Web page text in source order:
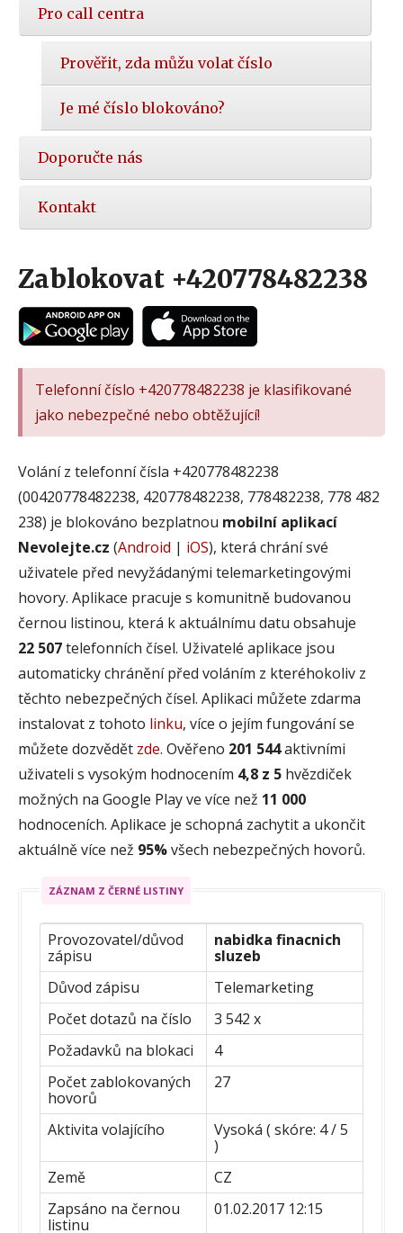
Pro call centra
Prověřit, zda můžu volat číslo
Je mé číslo blokováno?
Doporučte nás
Kontakt
Zablokovat +420778482238
Telefonní číslo +420778482238 je klasifikované
jako nebezpečné nebo obtěžující!
Volání z telefonní čísla +420778482238
(00420778482238, 420778482238, 778482238, 778 482
238) je blokováno bezplatnou mobilní aplikací
Nevolejte.cz (Android | iOS), která chrání své
uživatele před nevyžádanými telemarketingovými
hovory. Aplikace pracuje s komunitně budovanou
černou listinou, která k aktuálnímu datu obsahuje
22 507telefonních čísel. Uživatelé aplikace jsou
automaticky chránění před voláním z kteréhokoliv z
těchto nebezpečných čísel. Aplikaci můžete zdarma
instalovat z tohoto linku, více o jejím fungování se
můžete dozvědět zde. Ověřeno 201 544aktivními
uživateli s vysokým hodnocením 4,8 z 5 hvězdiček
možných na Google Play ve více než 11 000
hodnoceních. Aplikace je schopná zachytit a ukončit
aktuálně více než 95%všech nebezpečných hovorů.
ZÁZNAM Z ČERNÉ LISTINY
Provozovatel/důvod
zápisu
nabidka finacnich
sluzeb
Důvod zápisu
Telemarketing
Počet dotazů na číslo
3 542 x
Požadavků na blokaci
4
Počet zablokovaných
hovorů
27
Aktivita volajícího
Vysoká ( skóre: 4 / 5
)
Země
CZ
Zapsáno na černou
listinu
01.02.2017 12:15